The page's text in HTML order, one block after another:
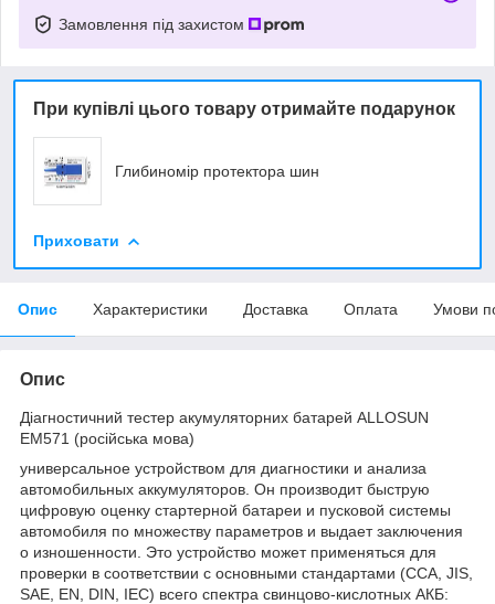
Замовлення під захистом
При купівлі цього товару отримайте подарунок
Глибиномір протектора шин
Приховати
Опис Характеристики Доставка Оплата Умови
Опис
Діагностичний тестер акумуляторних батарей ALLOSUN
EM571 (російська мова)
универсальное устройством для диагностики и анализа
автомобильных аккумуляторов. Он производит быструю
цифровую оценку стартерной батареи и пусковой системы
автомобиля по множеству параметров и выдает заключения
о изношенности. Это устройство может применяться для
проверки в соответствии с основными стандартами (CCA, JIS,
SAE, EN, DIN, IEC) всего спектра свинцово-кислотных АКБ: